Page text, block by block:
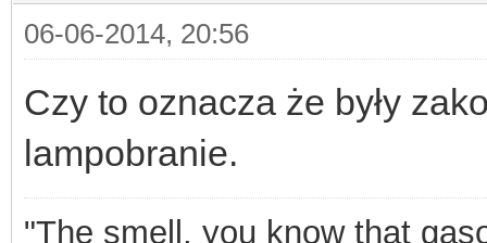
06-06-2014, 20:56
Czy to oznacza że były
lampobranie.
"The smell, you know that